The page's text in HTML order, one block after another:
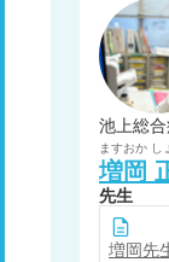
池上総
ますおか し
増岡
先生
増岡先